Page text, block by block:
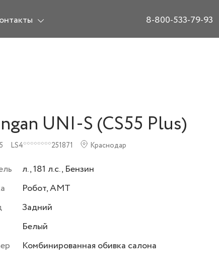
8-800-533-79-93
UNI-S (CS55 Plus)
LS4********251871 Краснодар
л., 181 л.с., Бензин
Робот, AMT
Задний
Белый
Комбинированная обивка салона